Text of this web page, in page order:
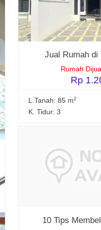
Jual Rumah di
Rumah Dijual
Rp
L.Tanah: 85 m2
K. Tidur: 3
10 Tips